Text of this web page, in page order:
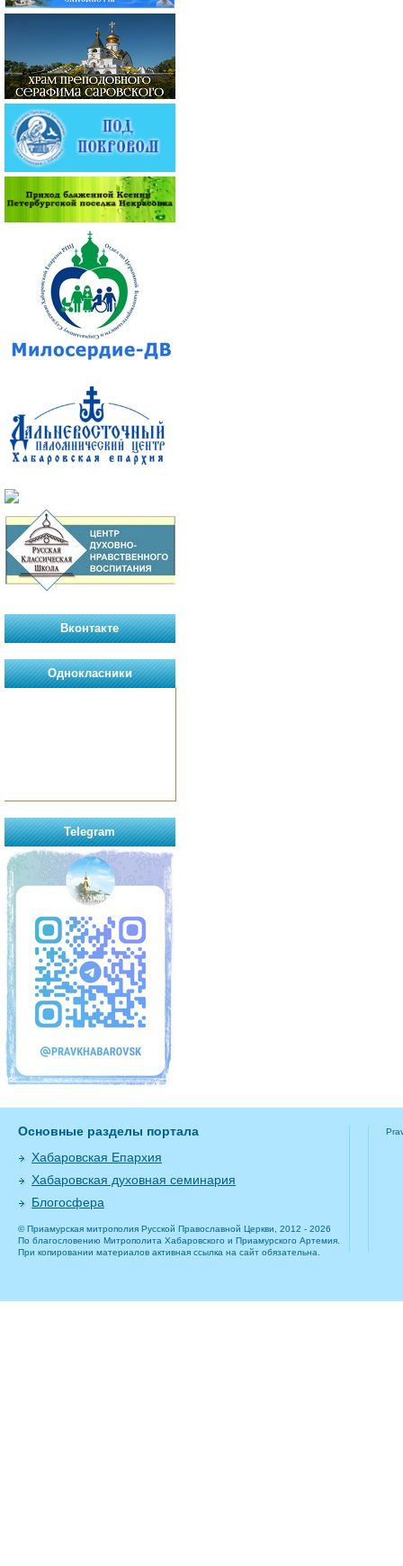
Вконтакте
Однокласники
Telegram
Основные разделы портала
Хабаровская Епархия
Хабаровская духовная семинария
Блогосфера
© Приамурская митрополия Русской Православной Церкви, 2012 - 2026
По благословению Митрополита Хабаровского и Приамурского Артемия.
При копировании материалов активная ссылка на сайт обязательна.